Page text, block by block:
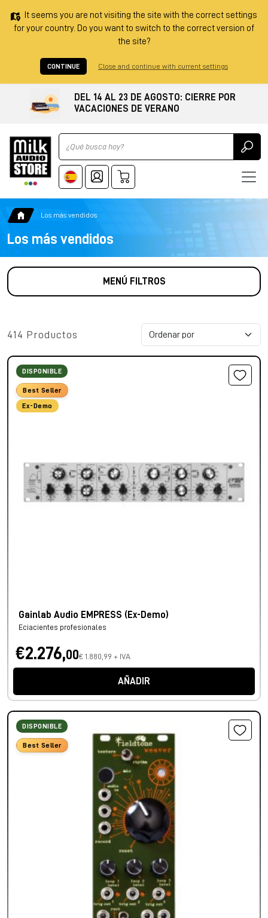
It seems you are not visiting the site with the correct settings
for your country. Do you want to switch to the correct version of
the site?
CONTINUE Close and continue with current settings
DEL 14 AL 23 DE AGOSTO: CIERRE POR
VACACIONES DE VERANO
Ricerca
Los más vendidos
Los más vendidos
MENÚ FILTROS
414 Productos
DISPONIBLE
Best Seller
Ex-Demo
Gainlab Audio EMPRESS (Ex-Demo)
Eciacientes profesionales
€2.276,00€ 1.880,99 + IVA
AÑADIR
DISPONIBLE
Best Seller